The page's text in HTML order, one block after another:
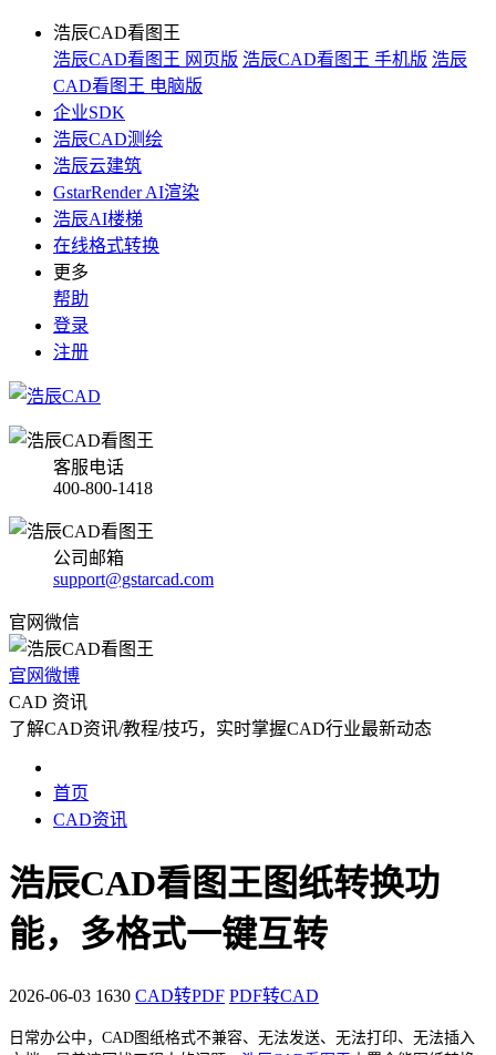
浩辰CAD看图王
浩辰CAD看图王 网页版 浩辰CAD看图王 手机版 浩辰
CAD看图王 电脑版
企业SDK
浩辰CAD测绘
浩辰云建筑
GstarRender AI渲染
浩辰AI楼梯
在线格式转换
更多
帮助
登录
注册
客服电话
400-800-1418
公司邮箱
support@gstarcad.com
官网微信
官网微博
CAD 资讯
了解CAD资讯/教程/技巧，实时掌握CAD行业最新动态
首页
CAD资讯
浩辰CAD看图王图纸转换功
能，多格式一键互转
2026-06-03 1630 CAD转PDF PDF转CAD
日常办公中，CAD图纸格式不兼容、无法发送、无法打印、无法插入